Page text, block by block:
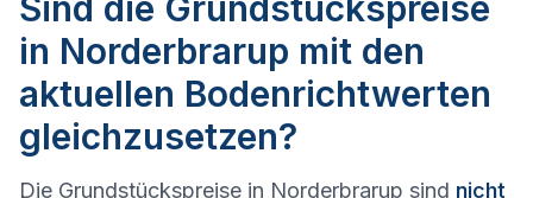
in Norderbrarup mit den
aktuellen Bodenrichtwerten
gleichzusetzen?
Die Grundstückspreise in Norderbrarup sind nicht